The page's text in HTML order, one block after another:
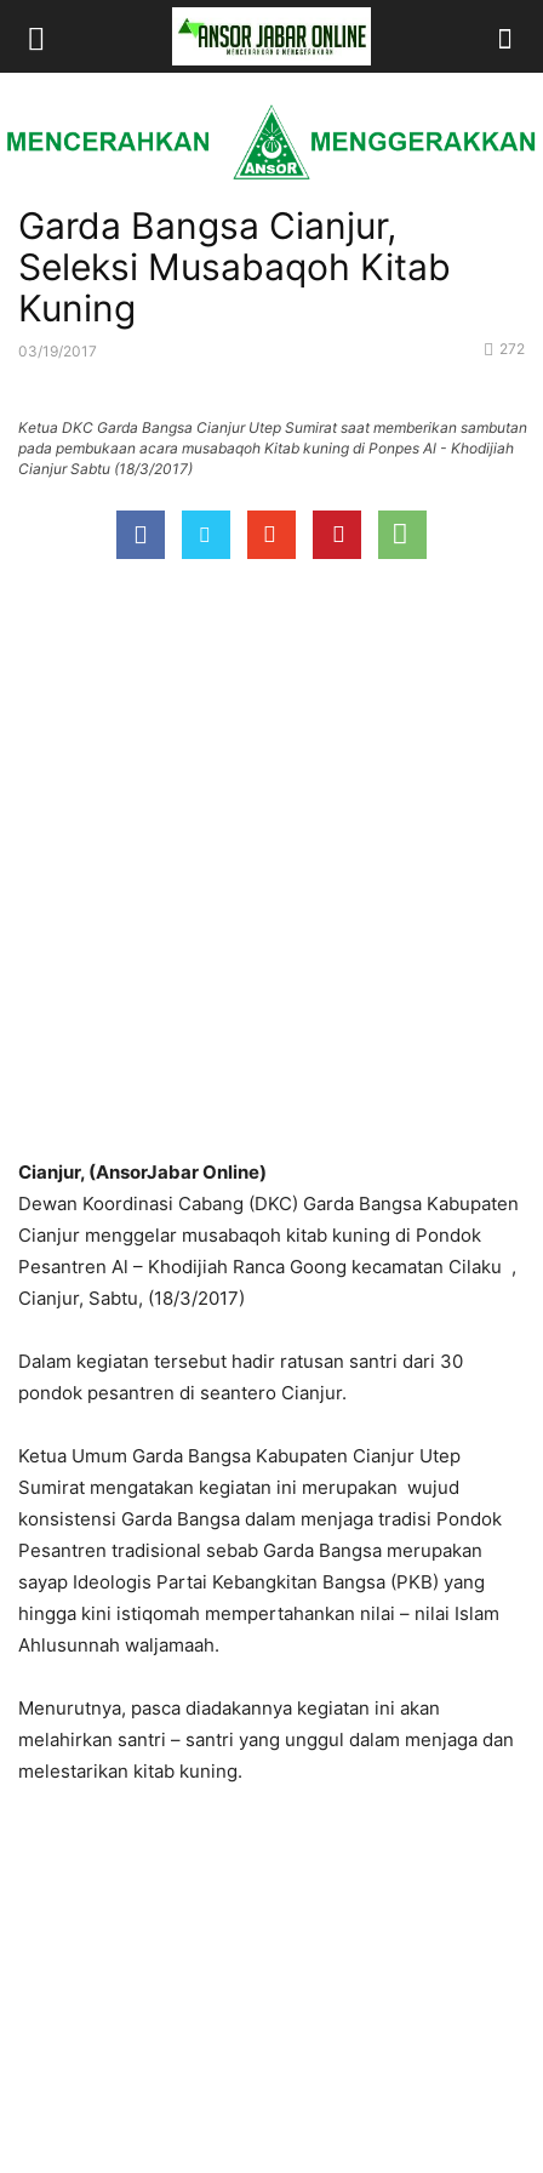
Garda Bangsa Cianjur,
Seleksi Musabaqoh Kitab
Kuning
03/19/2017 272
Ketua DKC Garda Bangsa Cianjur Utep Sumirat saat memberikan sambutan
pada pembukaan acara musabaqoh Kitab kuning di Ponpes Al - Khodijiah
Cianjur Sabtu (18/3/2017)
Cianjur, (AnsorJabar Online)
Dewan Koordinasi Cabang (DKC) Garda Bangsa Kabupaten
Cianjur menggelar musabaqoh kitab kuning di Pondok
Pesantren Al – Khodijiah Ranca Goong kecamatan Cilaku ,
Cianjur, Sabtu, (18/3/2017)
Dalam kegiatan tersebut hadir ratusan santri dari 30
pondok pesantren di seantero Cianjur.
Ketua Umum Garda Bangsa Kabupaten Cianjur Utep
Sumirat mengatakan kegiatan ini merupakan wujud
konsistensi Garda Bangsa dalam menjaga tradisi Pondok
Pesantren tradisional sebab Garda Bangsa merupakan
sayap Ideologis Partai Kebangkitan Bangsa (PKB) yang
hingga kini istiqomah mempertahankan nilai – nilai Islam
Ahlusunnah waljamaah.
Menurutnya, pasca diadakannya kegiatan ini akan
melahirkan santri – santri yang unggul dalam menjaga dan
melestarikan kitab kuning.